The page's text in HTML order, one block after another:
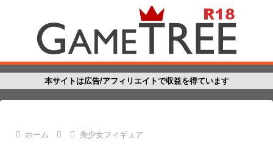
本サイトは広告/アフィリエイトで収益を得ています
ホーム 美少女フィギュア